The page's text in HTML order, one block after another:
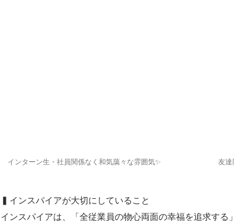
インターン生・社員関係なく和気藹々な雰囲気✨ 友達
▍インスパイアが大切にしていること
インスパイアは、「全従業員の物心両面の幸福を追求する